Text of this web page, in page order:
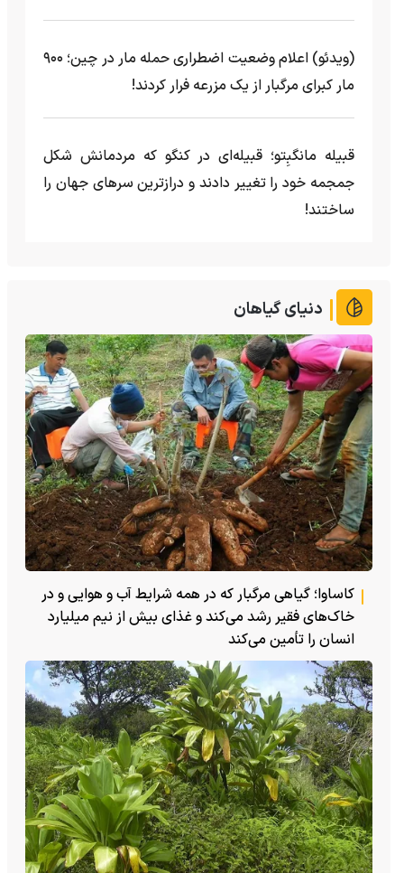
(ویدئو) اعلام وضعیت اضطراری حمله مار‌ در چین؛ ۹۰۰
مار کبرای مرگبار از یک مزرعه‌ فرار کردند!
قبیله مانگبِتو؛ قبیله‌ای در کنگو که مردمانش شکل
جمجمه خود را تغییر دادند و درازترین سرهای جهان را
ساختند!
دنیای گیاهان
کاساوا؛ گیاهی مرگبار که در همه شرایط آب و هوایی و در
خاک‌های فقیر رشد می‌کند و غذای بیش از نیم میلیارد
انسان را تأمین می‌کند